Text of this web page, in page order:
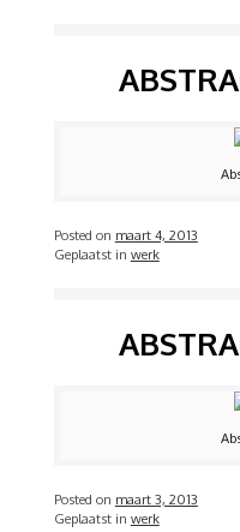
Posted on maart 4, 2013
Geplaatst in werk
Posted on maart 3, 2013
Geplaatst in werk